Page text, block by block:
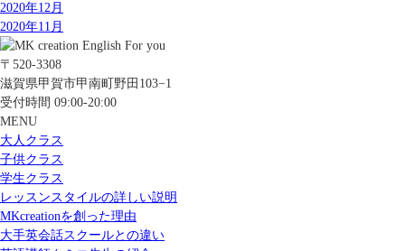
2020年12月
2020年11月
〒520-3308
滋賀県甲賀市甲南町野田103−1
受付時間 09:00-20:00
MENU
大人クラス
子供クラス
学生クラス
レッスンスタイルの詳しい説明
MKcreationを創った理由
大手英会話スクールとの違い